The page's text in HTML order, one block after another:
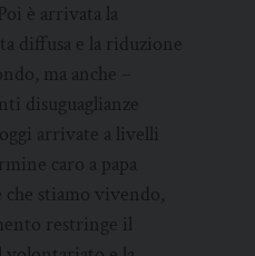
è arrivata la
diffusa e la riduzione
ma anche –
disuguaglianze
arrivate a livelli
caro a papa
che stiamo vivendo,
restringe il